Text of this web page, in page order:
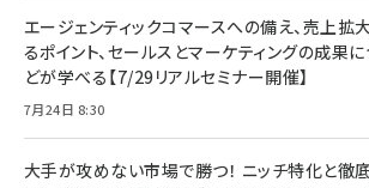
エージェンティックコマースへの備え、売上拡
るポイント、セールスとマーケティングの成果
どが学べる【7/29リアルセミナー開催】
7月24日 8:30
大手が攻めない市場で勝つ！ ニッチ特化と徹